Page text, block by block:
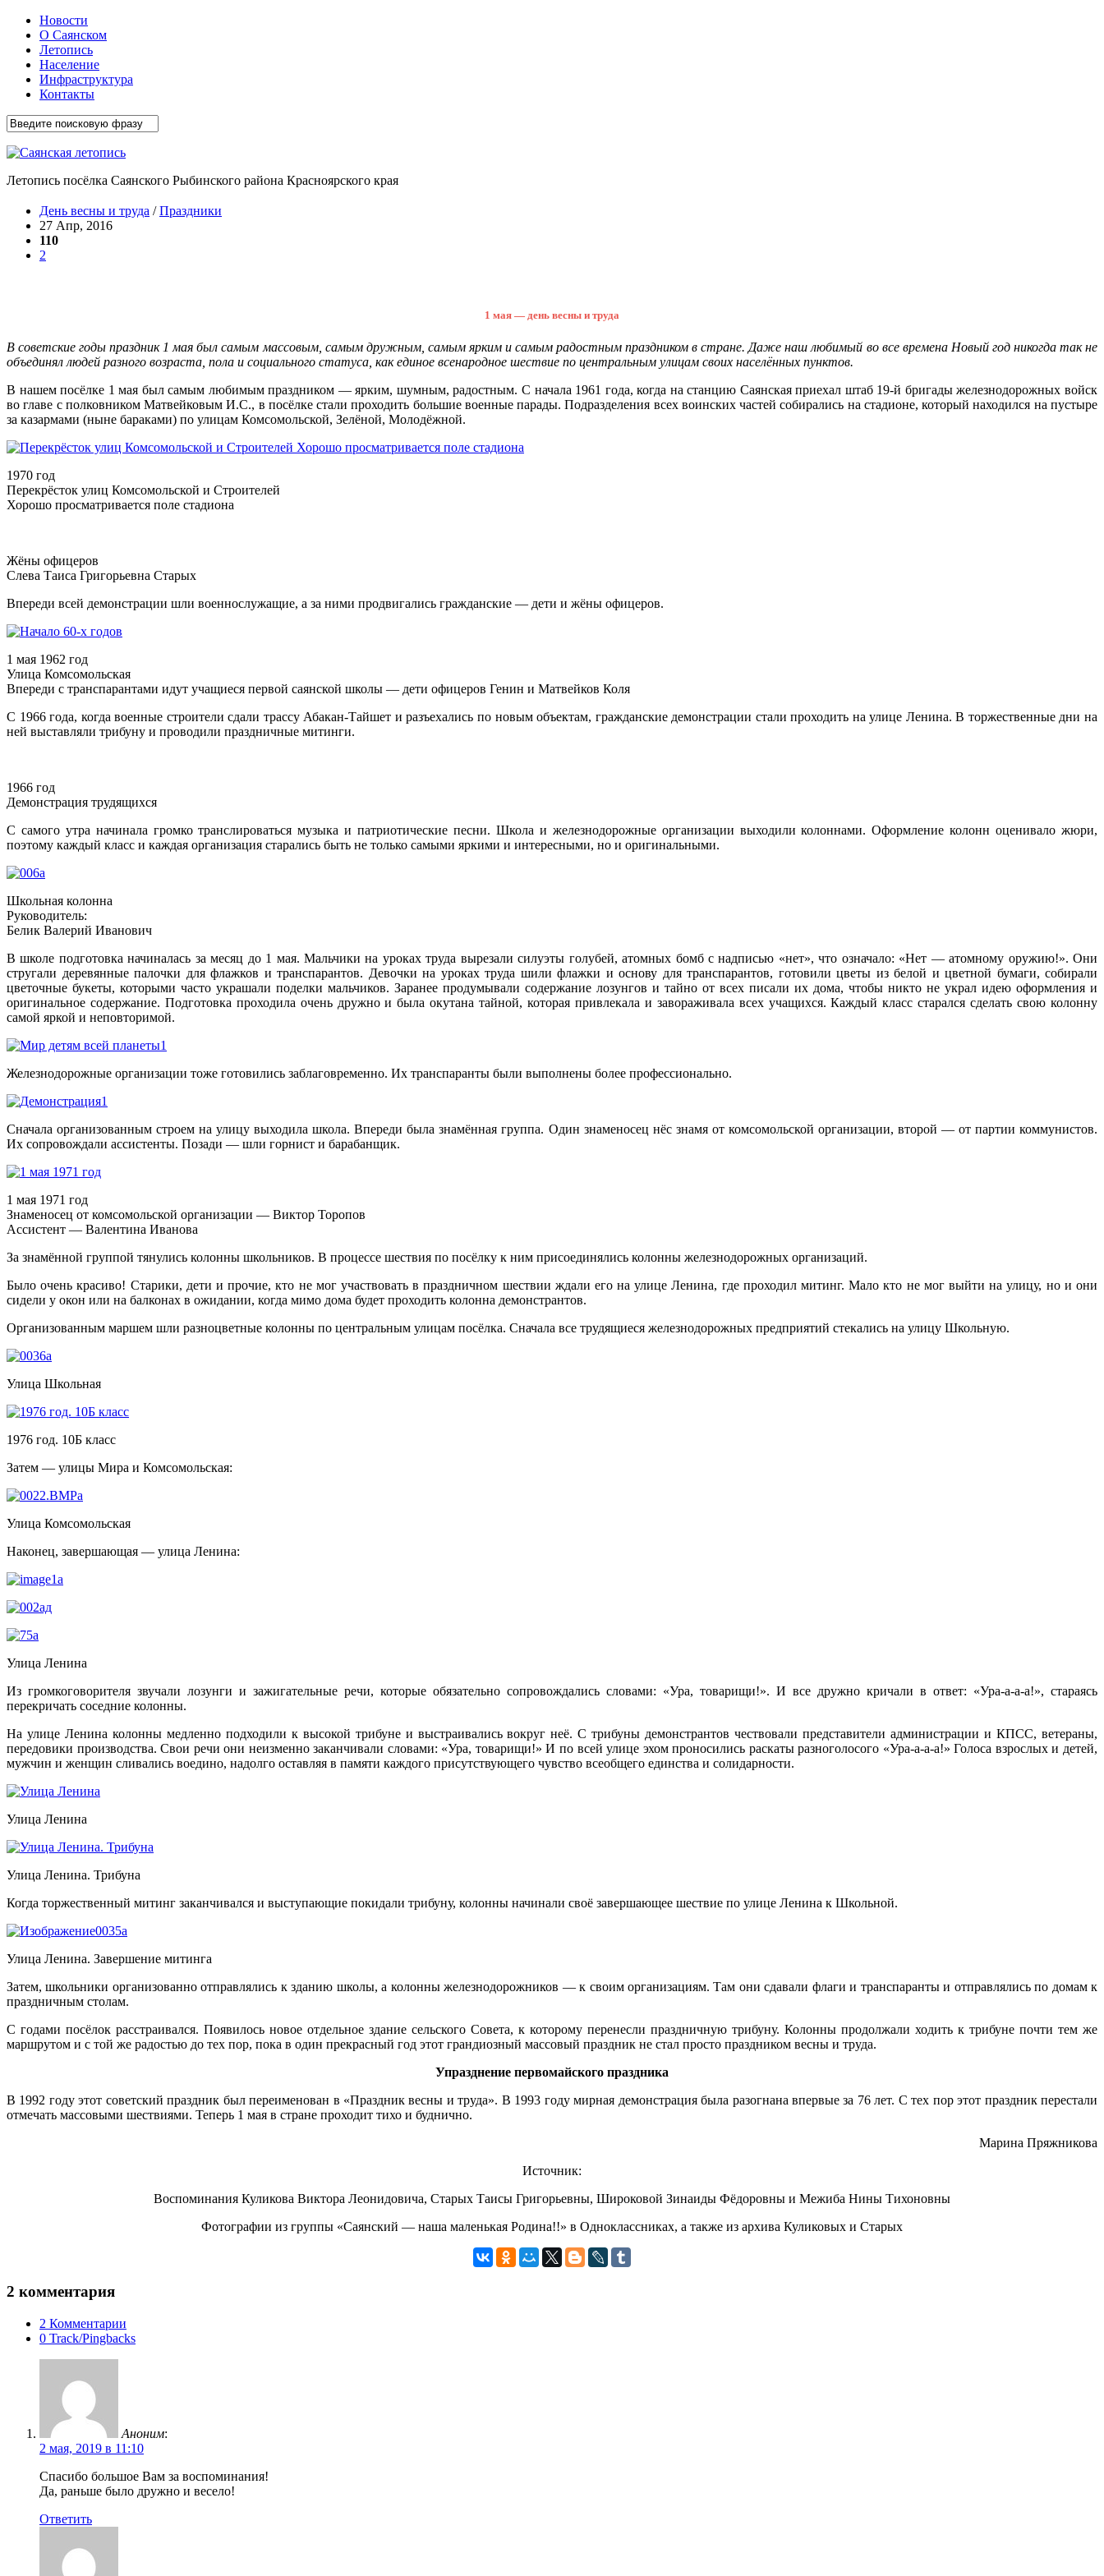
Новости
О Саянском
Летопись
Население
Инфраструктура
Контакты
Летопись посёлка Саянского Рыбинского района Красноярского края
День весны и труда /Праздники
27 Апр, 2016
110
2
1 мая — день весны и труда
В советские годы праздник 1 мая был самым массовым, самым дружным, самым ярким и самым радостным праздником в стране. Даже наш любимый во все времена Новый год никогда так не
объединял людей разного возраста, пола и социального статуса, как единое всенародное шествие по центральным улицам своих населённых пунктов.
В нашем посёлке 1 мая был самым любимым праздником — ярким, шумным, радостным. С начала 1961 года, когда на станцию Саянская приехал штаб 19-й бригады железнодорожных войск
во главе с полковником Матвейковым И.С., в посёлке стали проходить большие военные парады. Подразделения всех воинских частей собирались на стадионе, который находился на пустыре
за казармами (ныне бараками) по улицам Комсомольской, Зелёной, Молодёжной.
1970 год
Перекрёсток улиц Комсомольской и Строителей
Хорошо просматривается поле стадиона
Жёны офицеров
Слева Таиса Григорьевна Старых
Впереди всей демонстрации шли военнослужащие, а за ними продвигались гражданские — дети и жёны офицеров.
1 мая 1962 год
Улица Комсомольская
Впереди с транспарантами идут учащиеся первой саянской школы — дети офицеров Генин и Матвейков Коля
С 1966 года, когда военные строители сдали трассу Абакан-Тайшет и разъехались по новым объектам, гражданские демонстрации стали проходить на улице Ленина. В торжественные дни на
ней выставляли трибуну и проводили праздничные митинги.
1966 год
Демонстрация трудящихся
С самого утра начинала громко транслироваться музыка и патриотические песни. Школа и железнодорожные организации выходили колоннами. Оформление колонн оценивало жюри,
поэтому каждый класс и каждая организация старались быть не только самыми яркими и интересными, но и оригинальными.
Школьная колонна
Руководитель:
Белик Валерий Иванович
В школе подготовка начиналась за месяц до 1 мая. Мальчики на уроках труда вырезали силуэты голубей, атомных бомб с надписью «нет», что означало: «Нет — атомному оружию!». Они
стругали деревянные палочки для флажков и транспарантов. Девочки на уроках труда шили флажки и основу для транспарантов, готовили цветы из белой и цветной бумаги, собирали
цветочные букеты, которыми часто украшали поделки мальчиков. Заранее продумывали содержание лозунгов и тайно от всех писали их дома, чтобы никто не украл идею оформления и
оригинальное содержание. Подготовка проходила очень дружно и была окутана тайной, которая привлекала и завораживала всех учащихся. Каждый класс старался сделать свою колонну
самой яркой и неповторимой.
Железнодорожные организации тоже готовились заблаговременно. Их транспаранты были выполнены более профессионально.
Сначала организованным строем на улицу выходила школа. Впереди была знамённая группа. Один знаменосец нёс знамя от комсомольской организации, второй — от партии коммунистов.
Их сопровождали ассистенты. Позади — шли горнист и барабанщик.
1 мая 1971 год
Знаменосец от комсомольской организации — Виктор Торопов
Ассистент — Валентина Иванова
За знамённой группой тянулись колонны школьников. В процессе шествия по посёлку к ним присоединялись колонны железнодорожных организаций.
Было очень красиво! Старики, дети и прочие, кто не мог участвовать в праздничном шествии ждали его на улице Ленина, где проходил митинг. Мало кто не мог выйти на улицу, но и они
сидели у окон или на балконах в ожидании, когда мимо дома будет проходить колонна демонстрантов.
Организованным маршем шли разноцветные колонны по центральным улицам посёлка. Сначала все трудящиеся железнодорожных предприятий стекались на улицу Школьную.
Улица Школьная
1976 год. 10Б класс
Затем — улицы Мира и Комсомольская:
Улица Комсомольская
Наконец, завершающая — улица Ленина:
Улица Ленина
Из громкоговорителя звучали лозунги и зажигательные речи, которые обязательно сопровождались словами: «Ура, товарищи!». И все дружно кричали в ответ: «Ура-а-а-а!», стараясь
перекричать соседние колонны.
На улице Ленина колонны медленно подходили к высокой трибуне и выстраивались вокруг неё. С трибуны демонстрантов чествовали представители администрации и КПСС, ветераны,
передовики производства. Свои речи они неизменно заканчивали словами: «Ура, товарищи!» И по всей улице эхом проносились раскаты разноголосого «Ура-а-а-а!» Голоса взрослых и детей,
мужчин и женщин сливались воедино, надолго оставляя в памяти каждого присутствующего чувство всеобщего единства и солидарности.
Улица Ленина
Улица Ленина. Трибуна
Когда торжественный митинг заканчивался и выступающие покидали трибуну, колонны начинали своё завершающее шествие по улице Ленина к Школьной.
Улица Ленина. Завершение митинга
Затем, школьники организованно отправлялись к зданию школы, а колонны железнодорожников — к своим организациям. Там они сдавали флаги и транспаранты и отправлялись по домам к
праздничным столам.
С годами посёлок расстраивался. Появилось новое отдельное здание сельского Совета, к которому перенесли праздничную трибуну. Колонны продолжали ходить к трибуне почти тем же
маршрутом и с той же радостью до тех пор, пока в один прекрасный год этот грандиозный массовый праздник не стал просто праздником весны и труда.
Упразднение первомайского праздника
В 1992 году этот советский праздник был переименован в «Праздник весны и труда». В 1993 году мирная демонстрация была разогнана впервые за 76 лет. С тех пор этот праздник перестали
отмечать массовыми шествиями. Теперь 1 мая в стране проходит тихо и буднично.
Марина Пряжникова
Источник:
Воспоминания Куликова Виктора Леонидовича, Старых Таисы Григорьевны, Широковой Зинаиды Фёдоровны и Межиба Нины Тихоновны
Фотографии из группы «Саянский — наша маленькая Родина!!» в Одноклассниках, а также из архива Куликовых и Старых
2 комментария
2 Комментарии
0 Track/Pingbacks
Аноним:
2 мая, 2019 в 11:10
Спасибо большое Вам за воспоминания!
Да, раньше было дружно и весело!
Ответить